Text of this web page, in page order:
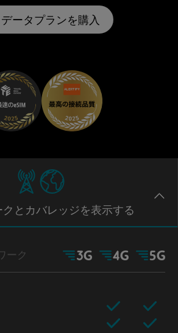
データプランを購入
クとカバレッジを表示する
ーク